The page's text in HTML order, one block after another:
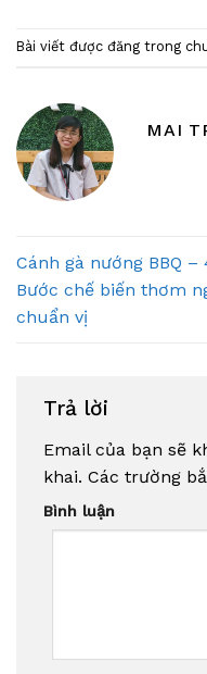
Bài viết được đăng trong
MAI
Cánh gà nướng BBQ –
Bước chế biến thơm
chuẩn vị
Trả lời
Email của bạn sẽ
khai. Các trường
Bình luận